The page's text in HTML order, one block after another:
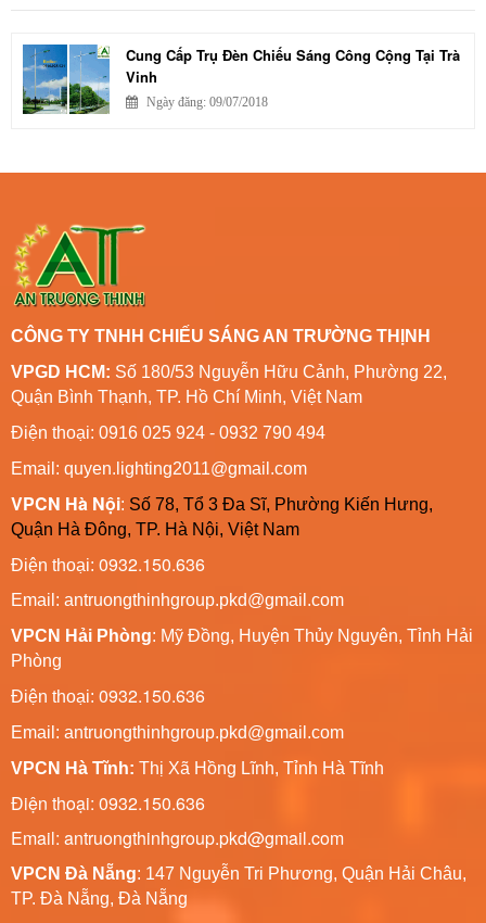
Cung Cấp Trụ Đèn Chiếu Sáng Công Cộng Tại Trà
Vinh
Ngày đăng: 09/07/2018
CÔNG TY TNHH CHIẾU SÁNG AN TRƯỜNG THỊNH
VPGD HCM: Số 180/53 Nguyễn Hữu Cảnh, Phường 22,
Quận Bình Thạnh, TP. Hồ Chí Minh, Việt Nam
Điện thoại: 0916 025 924 - 0932 790 494
Email: quyen.lighting2011@gmail.com
VPCN Hà Nội: Số 78, Tổ 3 Đa Sĩ, Phường Kiến Hưng,
Quận Hà Đông, TP. Hà Nội, Việt Nam
Điện thoại: 0932.150.636
Email: antruongthinhgroup.pkd@gmail.com
VPCN Hải Phòng: Mỹ Đồng, Huyện Thủy Nguyên, Tỉnh Hải
Phòng
Điện thoại: 0932.150.636
Email: antruongthinhgroup.pkd@gmail.com
VPCN Hà Tĩnh: Thị Xã Hồng Lĩnh, Tỉnh Hà Tĩnh
Điện thoại: 0932.150.636
Email: antruongthinhgroup.pkd@gmail.com
VPCN Đà Nẵng: 147 Nguyễn Tri Phương, Quận Hải Châu,
TP. Đà Nẵng, Đà Nẵng